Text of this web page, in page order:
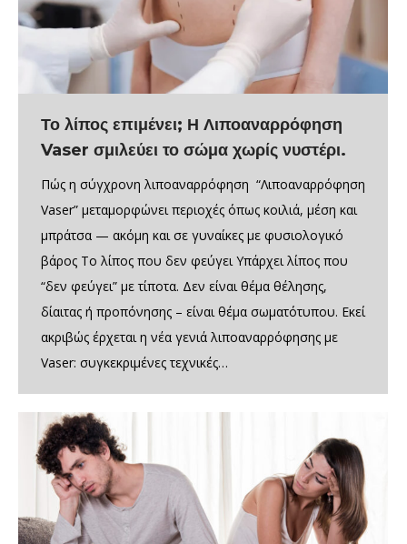
Το λίπος επιμένει; Η Λιποαναρρόφηση
Vaser σμιλεύει το σώμα χωρίς νυστέρι.
Πώς η σύγχρονη λιποαναρρόφηση “Λιποαναρρόφηση
Vaser” μεταμορφώνει περιοχές όπως κοιλιά, μέση και
μπράτσα — ακόμη και σε γυναίκες με φυσιολογικό
βάρος Το λίπος που δεν φεύγει Υπάρχει λίπος που
“δεν φεύγει” με τίποτα. Δεν είναι θέμα θέλησης,
δίαιτας ή προπόνησης – είναι θέμα σωματότυπου. Εκεί
ακριβώς έρχεται η νέα γενιά λιποαναρρόφησης με
Vaser: συγκεκριμένες τεχνικές…